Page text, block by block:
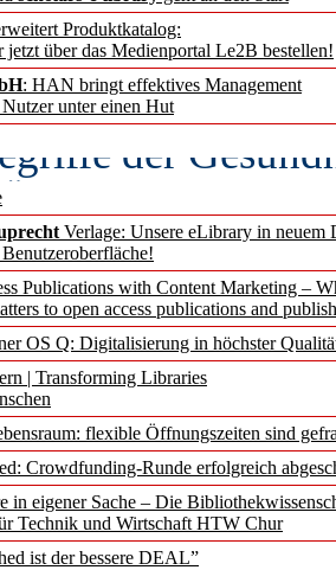
Produktkatalog:
jetzt über das Medienportal Le2B bestellen!
: HAN bringt effektives Management
unter einen Hut
Verlage: Unsere eLibrary in neuem
Publications with Content Marketing –
to open access publications and
OS Q: Digitalisierung in höchster
| Transforming Libraries
flexible Öffnungszeiten sind
Crowdfunding-Runde erfolgreich
in eigener Sache – Die
Technik und Wirtschaft HTW Chur
ist der bessere DEAL”
Intelligenz
verstehen
der
erscheinen
06/2026(August